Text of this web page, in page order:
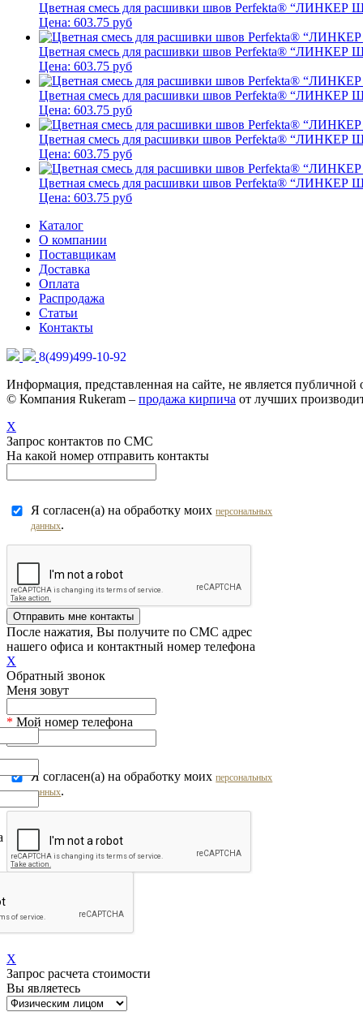
Цветная смесь для расшивки швов Perfekta® “ЛИНКЕР
Цена: 603.75 руб
Цветная смесь для расшивки швов Perfekta® “ЛИНКЕР
Цена: 603.75 руб
Цветная смесь для расшивки швов Perfekta® “ЛИНКЕР
Цена: 603.75 руб
Цветная смесь для расшивки швов Perfekta® “ЛИНКЕР
Цена: 603.75 руб
Цветная смесь для расшивки швов Perfekta® “ЛИНКЕР
Цена: 603.75 руб
Каталог
О компании
Поставщикам
Доставка
Оплата
Распродажа
Статьи
Контакты
8(499)499-10-92
Информация, представленная на сайте, не является публичной
© Компания Rukeram – продажа кирпича от лучших
X
Запрос контактов по СМС
На какой номер отправить контакты
Я согласен(а) на обработку моихперсональных
данных.
Отправить мне контакты
После нажатия, Вы получите по СМС адрес
нашего офиса и контактный номер телефона
X
Обратный звонок
Меня зовут
* Мой номер телефона
Я согласен(а) на обработку моихперсональных
данных.
обработку моихперсональных
X
Запрос расчета стоимости
Вы являетесь